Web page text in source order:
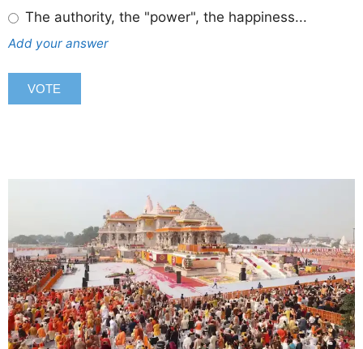
The authority, the "power", the happiness...
Add your answer